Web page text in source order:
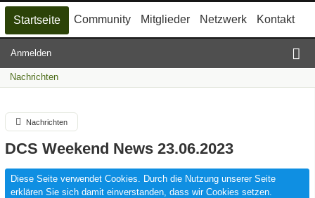
Startseite Community Mitglieder Netzwerk Kontakt
Anmelden
Nachrichten
Nachrichten
DCS Weekend News 23.06.2023
Diese Seite verwendet Cookies. Durch die Nutzung unserer Seite
erklären Sie sich damit einverstanden, dass wir Cookies setzen.